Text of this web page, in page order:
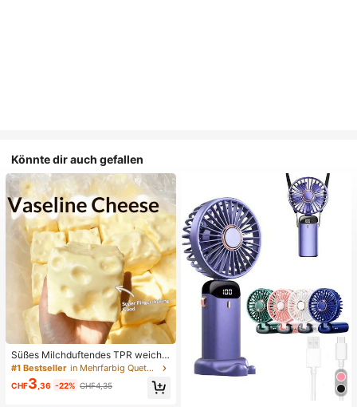
Könnte dir auch gefallen
Süßes Milchduftendes TPR weiche
s quetschbares Dumpling-förmiges
Stressabbau-Spielzeug, 5cm niedli
ches lustiges Quetsch-Stressabbau
#1 Bestseller in Mehrfarbig Quetschspielzeug für Teenager
CHF3 ,36 -22% CHF4,35